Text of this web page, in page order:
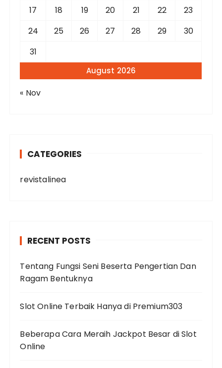
August 2026
17
18 19 20 21 22
23
24
25 26 27 28 29
30
31
« Nov
CATEGORIES
revistalinea
RECENT POSTS
Tentang Fungsi Seni Beserta Pengertian Dan
Ragam Bentuknya
Slot Online Terbaik Hanya di Premium303
Beberapa Cara Meraih Jackpot Besar di Slot
Online